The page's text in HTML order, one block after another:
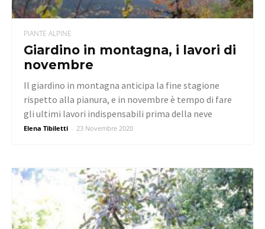
PIANTE ALPINE
Giardino in montagna, i lavori di
novembre
Elena Tibiletti - 23 Novembre 2020
Il giardino in montagna anticipa la fine stagione
rispetto alla pianura, e in novembre è tempo di fare
gli ultimi lavori indispensabili prima della neve